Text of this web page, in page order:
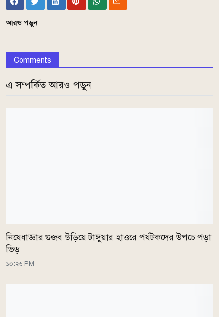
আরও পড়ুন
Comments
এ সম্পর্কিত আরও পড়ুন
নিষেধাজ্ঞার গুজব উড়িয়ে টাঙ্গুয়ার হাওরে পর্যটকদের উপচে পড়া
ভিড়
১০:২৬ PM